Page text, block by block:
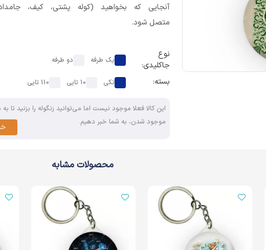
آنجایی که بخواهید (کوله پشتی، کیف،
متصل شود.
نوع
جاکلیدی:
یک طرفه دو طرفه
بسته: تکی 10 تایی 110 تایی
این کالا فعلا موجود نیست اما می‌توانید زنگوله را بزنید تا
موجود شدن، به شما خبر دهیم.
خبرم کنید
محصولات مشابه